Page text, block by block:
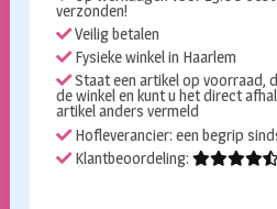
72cm
aantal
verzonden!
Veilig betalen
Fysieke winkel in Haarlem
Staat een artikel op voorraad,
de winkel en kunt u het direct
artikel anders vermeld
Hofleverancier: een begrip
Klantbeoordeling: